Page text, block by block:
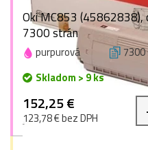
Oki MC853 (45862838),
7300 strán
purpurová
Skladom > 9 ks
152,25 €
123,78 € bez DPH